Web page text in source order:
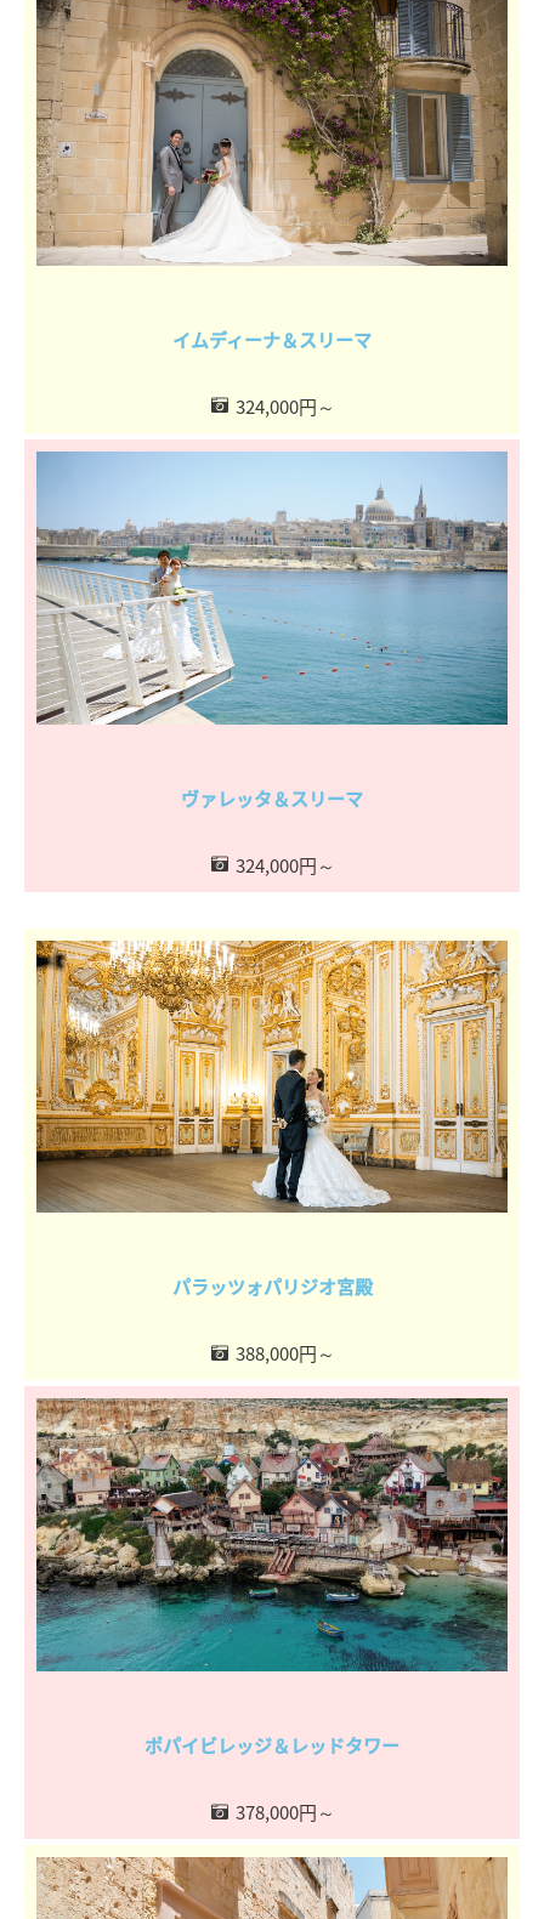
イムディーナ＆スリーマ
324,000円～
ヴァレッタ＆スリーマ
324,000円～
パラッツォパリジオ宮殿
388,000円～
ポパイビレッジ＆レッドタワー
378,000円～